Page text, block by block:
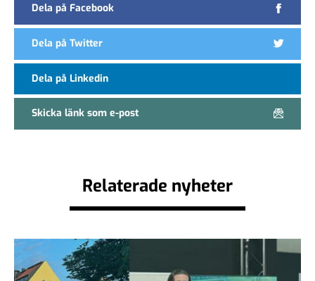
Dela på Facebook
Dela på Twitter
Dela på Linkedin
Skicka länk som e-post
Relaterade nyheter